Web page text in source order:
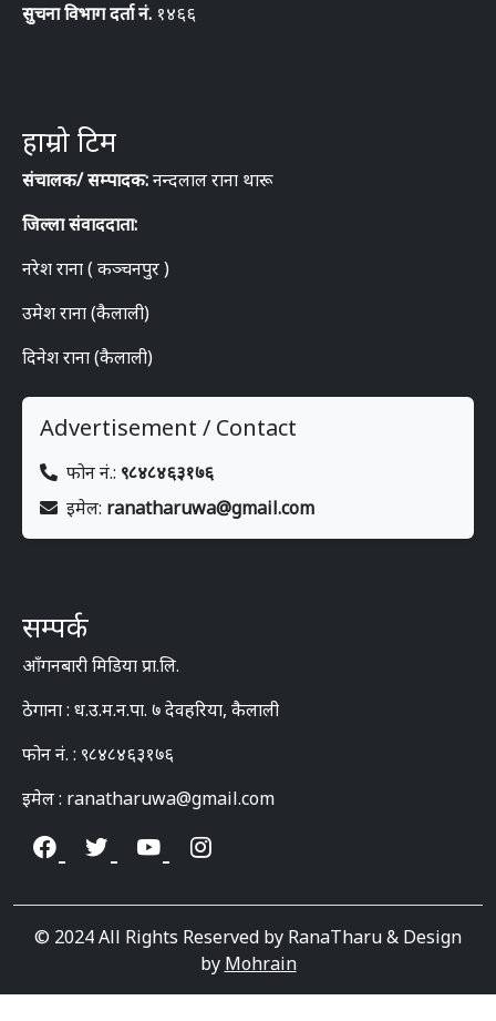
सुचना विभाग दर्ता नं. १४६६
हाम्रो टिम
संचालक/ सम्पादक:नन्दलाल राना थारू
जिल्ला संवाददाता:
नरेश राना ( कञ्चनपुर )
उमेश राना (कैलाली)
दिनेश राना (कैलाली)
Advertisement / Contact
फोन नं.: ९८४८४६३१७६
इमेल: ranatharuwa@gmail.com
सम्पर्क
आँगनबारी मिडिया प्रा.लि.
ठेगाना : ध.उ.म.न.पा. ७ देवहरिया, कैलाली
फोन नं. : ९८४८४६३१७६
इमेल : ranatharuwa@gmail.com
© 2024 All Rights Reserved by RanaTharu & Design
by Mohrain